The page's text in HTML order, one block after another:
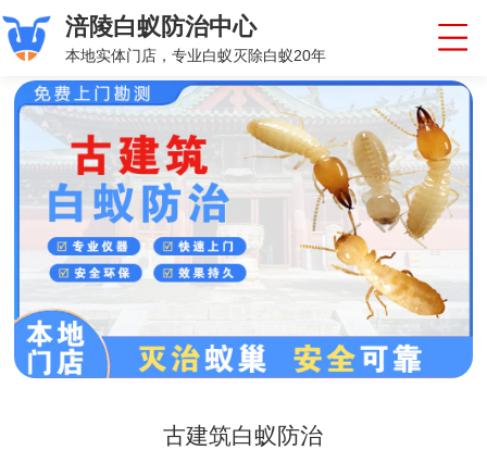
涪陵白蚁防治中心
本地实体门店，专业白蚁灭除白蚁20年
古建筑白蚁防治